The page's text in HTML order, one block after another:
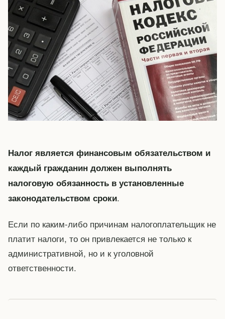
Налог является финансовым обязательством и
каждый гражданин должен выполнять
налоговую обязанность в установленные
законодательством сроки.
Если по каким-либо причинам налогоплательщик не
платит налоги, то он привлекается не только к
административной, но и к уголовной
ответственности.